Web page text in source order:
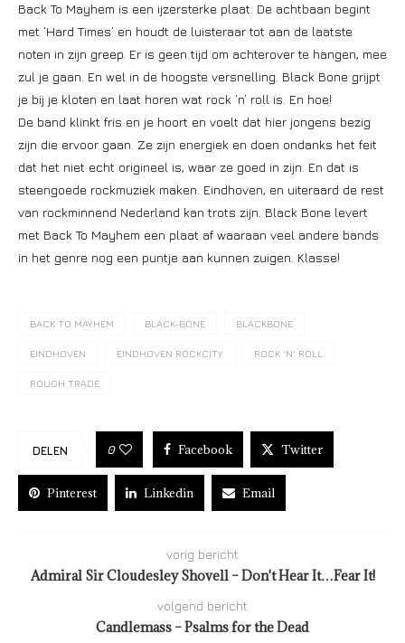
Back To Mayhem is een ijzersterke plaat. De achtbaan begint
met ‘Hard Times’ en houdt de luisteraar tot aan de laatste
noten in zijn greep. Er is geen tijd om achterover te hangen, mee
zul je gaan. En wel in de hoogste versnelling. Black Bone grijpt
je bij je kloten en laat horen wat rock ‘n’ roll is. En hoe!
De band klinkt fris en je hoort en voelt dat hier jongens bezig
zijn die ervoor gaan. Ze zijn energiek en doen ondanks het feit
dat het niet echt origineel is, waar ze goed in zijn. En dat is
steengoede rockmuziek maken. Eindhoven, en uiteraard de rest
van rockminnend Nederland kan trots zijn. Black Bone levert
met Back To Mayhem een plaat af waaraan veel andere bands
in het genre nog een puntje aan kunnen zuigen. Klasse!
BACK TO MAYHEM BLACK-BONE BLACKBONE
EINDHOVEN EINDHOVEN ROCKCITY ROCK 'N' ROLL
ROUGH TRADE
DELEN 0 Facebook Twitter
Pinterest Linkedin Email
vorig bericht
Admiral Sir Cloudesley Shovell – Don't Hear It…Fear It!
volgend bericht
Candlemass – Psalms for the Dead